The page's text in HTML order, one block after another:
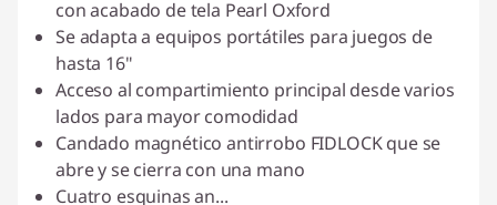
con acabado de tela Pearl Oxford
Se adapta a equipos portátiles para juegos de
hasta 16"
Acceso al compartimiento principal desde varios
lados para mayor comodidad
Candado magnético antirrobo FIDLOCK que se
abre y se cierra con una mano
Cuatro esquinas an...